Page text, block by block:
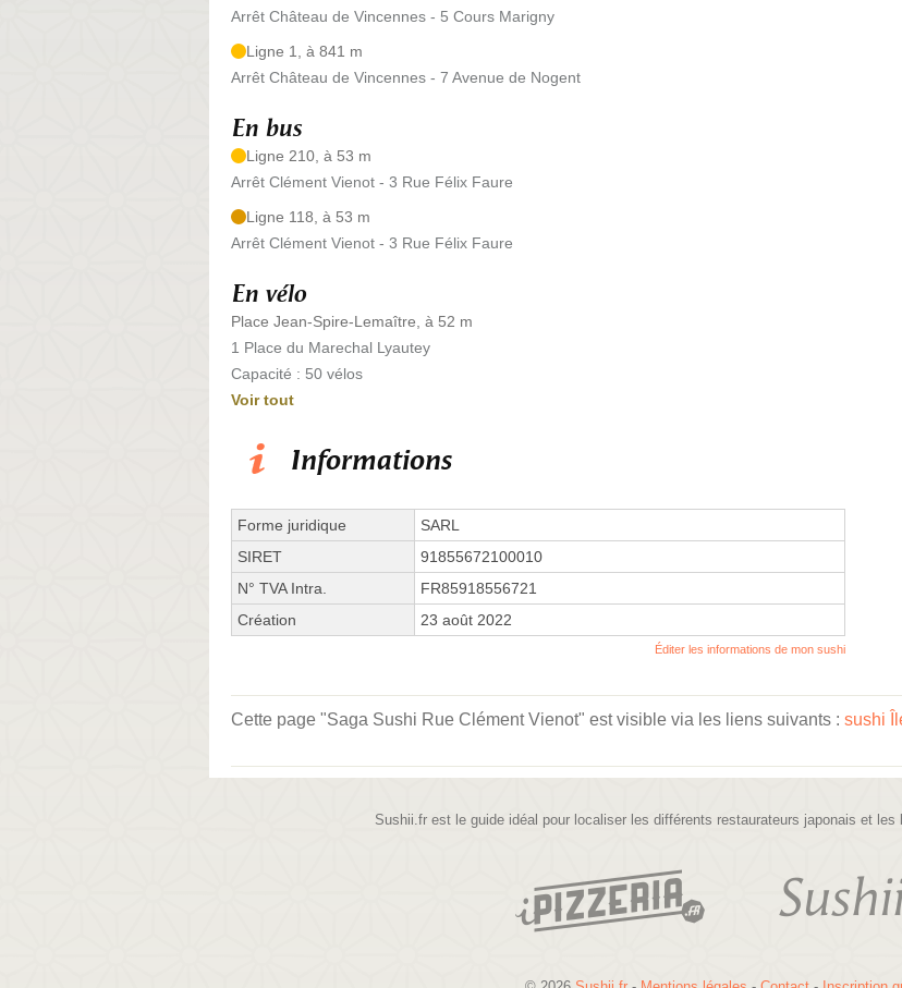
Arrêt Château de Vincennes - 5 Cours Marigny
Ligne 1, à 841 m
Arrêt Château de Vincennes - 7 Avenue de Nogent
En bus
Ligne 210, à 53 m
Arrêt Clément Vienot - 3 Rue Félix Faure
Ligne 118, à 53 m
Arrêt Clément Vienot - 3 Rue Félix Faure
En vélo
Place Jean-Spire-Lemaître, à 52 m
1 Place du Marechal Lyautey
Capacité : 50 vélos
Voir tout
Informations
Forme juridique
SARL
SIRET
91855672100010
N° TVA Intra.
FR85918556721
Création
23 août 2022
Éditer les informations de mon sushi
Cette page "Saga Sushi Rue Clément Vienot" est visible via les liens suivants : sushi
Sushii.fr est le guide idéal pour localiser les différents restaurateurs japonais et les